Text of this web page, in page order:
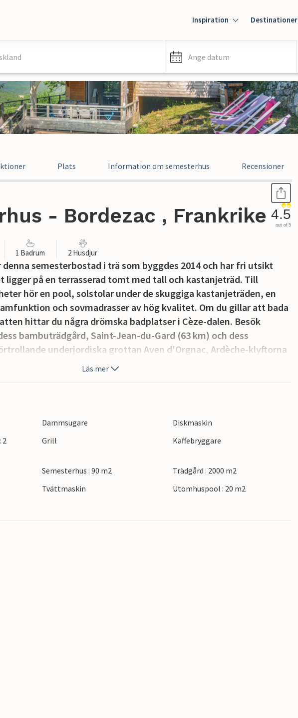
Inspiration Destinationer
Ange datum
Plats Information om semesterhus Recensioner
- Bordezac , Frankrike 4.5
out of 5
1 Badrum 2 Husdjur
denna semesterbostad i trä som byggdes 2014 och har fri utsikt
ligger på en terrasserad tomt med tall och kastanjeträd. Till
hör en pool, solstolar under de skuggiga kastanjeträden, en
och sovmadrasser av hög kvalitet. Om du gillar att bada
hittar du några drömska badplatser i Cèze-dalen. Besök
bambuträdgård, Saint-Jean-du-Gard (63 km) och dess
underjordiska grottan Aven d'Orgnac, Ardèche-klyftorna
(42 km). Bessèges ligger bara 8 km bort med restauranger och
Läs mer
Dammsugare
Diskmaskin
2
Grill Kaffebryggare
Semesterhus : 90 m2
Trädgård : 2000 m2
Tvättmaskin
Utomhuspool : 20 m2